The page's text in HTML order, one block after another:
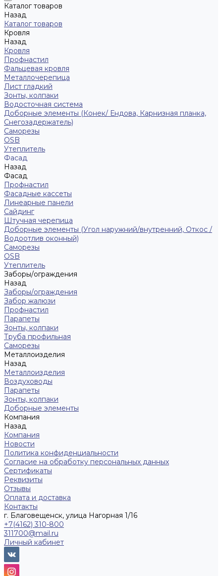
Каталог товаров
Назад
Каталог товаров
Кровля
Назад
Кровля
Профнастил
Фальцевая кровля
Металлочерепица
Лист гладкий
Зонты, колпаки
Водосточная система
Доборные элементы (Конек/ Ендова, Карнизная планка,
Снегозадержатель)
Саморезы
ОSB
Утеплитель
Фасад
Назад
Фасад
Профнастил
Фасадные кассеты
Линеарные панели
Сайдинг
Штучная черепица
Доборные элементы (Угол наружний/внутренний, Откос /
Водоотлив оконный)
Саморезы
OSB
Утеплитель
Заборы/ограждения
Назад
Заборы/ограждения
Забор жалюзи
Профнастил
Парапеты
Зонты, колпаки
Труба профильная
Саморезы
Металлоизделия
Назад
Металлоизделия
Воздуховоды
Парапеты
Зонты, колпаки
Доборные элементы
Компания
Назад
Компания
Новости
Политика конфиденциальности
Согласие на обработку персональных данных
Сертификаты
Реквизиты
Отзывы
Оплата и доставка
Контакты
г. Благовещенск, улица Нагорная 1/16
+7(4162) 310-800
311700@mail.ru
Личный кабинет